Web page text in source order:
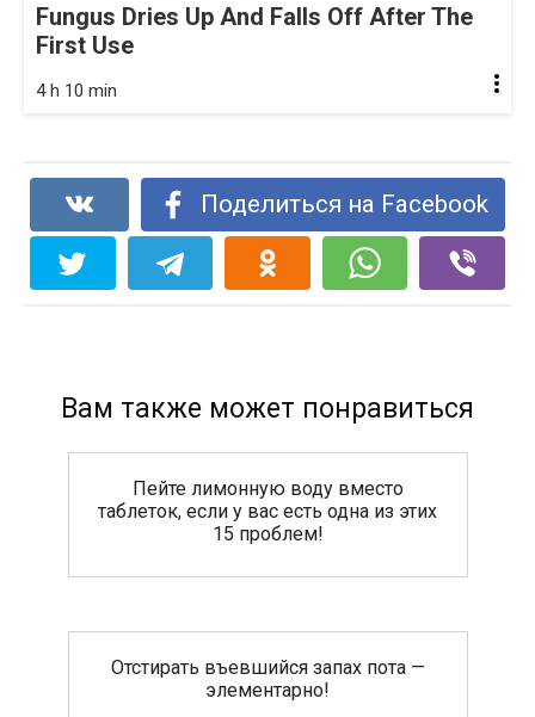
Fungus Dries Up And Falls Off After The
First Use
4 h 10 min
Поделиться на Facebook
Вам также может понравиться
Пейте лимонную воду вместо
таблеток, если у вас есть одна из этих
15 проблем!
Отстирать въевшийся запах пота —
элементарно!